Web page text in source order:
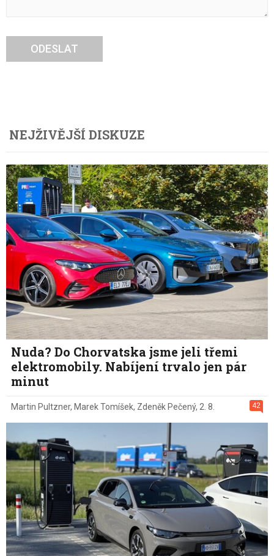
ODESLAT
NEJŽIVĚJŠÍ DISKUZE
Nuda? Do Chorvatska jsme jeli třemi
elektromobily. Nabíjení trvalo jen pár
minut
42
Martin Pultzner, Marek Tomíšek, Zdeněk Pečený, 2. 8.